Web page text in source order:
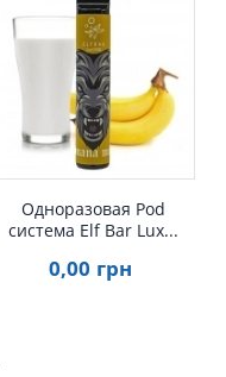
Одноразовая Pod
система Elf Bar Lux...
0,00 грн